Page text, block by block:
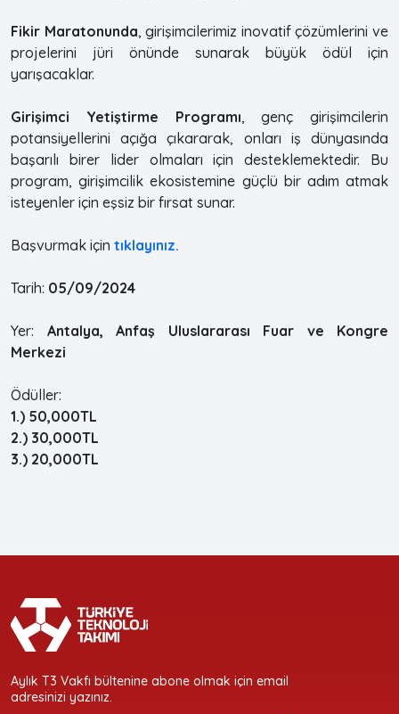
Fikir Maratonunda, girişimcilerimiz inovatif çözümlerini ve
projelerini jüri önünde sunarak büyük ödül için
yarışacaklar.
Girişimci Yetiştirme Programı, genç girişimcilerin
potansiyellerini açığa çıkararak, onları iş dünyasında
başarılı birer lider olmaları için desteklemektedir. Bu
program, girişimcilik ekosistemine güçlü bir adım atmak
isteyenler için eşsiz bir fırsat sunar.
Başvurmak için tıklayınız.
Tarih: 05/09/2024
Yer: Antalya, Anfaş Uluslararası Fuar ve Kongre
Merkezi
Ödüller:
1.) 50,000TL
2.) 30,000TL
3.) 20,000TL
Aylık T3 Vakfı bültenine abone olmak için email
adresinizi yazınız.